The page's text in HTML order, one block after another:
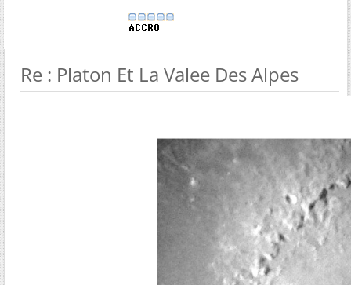
Re : Platon Et La Valee Des Alpes